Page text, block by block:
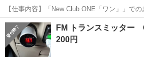
【仕事内容】「New Club ONE「ワン」」で
りません! 未経験者さんでも大丈夫 一つずつ
で、すぐに自信を持って働けるようになりま
ことはコチラ! お客様を笑顔...
アルバイト・パート
FM トランスミッタ
200円